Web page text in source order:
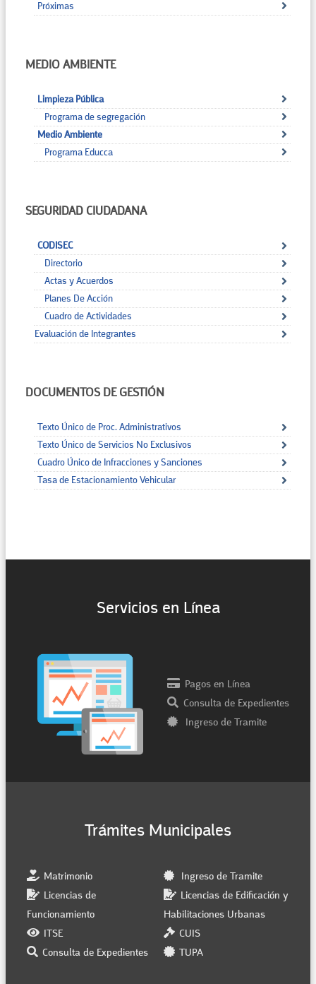
Próximas
MEDIO AMBIENTE
Limpieza Pública
Programa de segregación
Medio Ambiente
Programa Educca
SEGURIDAD CIUDADANA
CODISEC
Directorio
Actas y Acuerdos
Planes De Acción
Cuadro de Actividades
Evaluación de Integrantes
DOCUMENTOS DE GESTIÓN
Texto Único de Proc. Administrativos
Texto Único de Servicios No Exclusivos
Cuadro Único de Infracciones y Sanciones
Tasa de Estacionamiento Vehicular
Servicios en Línea
Pagos en Línea
Consulta de Expedientes
Ingreso de Tramite
Trámites Municipales
Matrimonio
Licencias de
Funcionamiento
ITSE
Consulta de Expedientes
Ingreso de Tramite
Licencias de Edificación y
Habilitaciones Urbanas
CUIS
TUPA